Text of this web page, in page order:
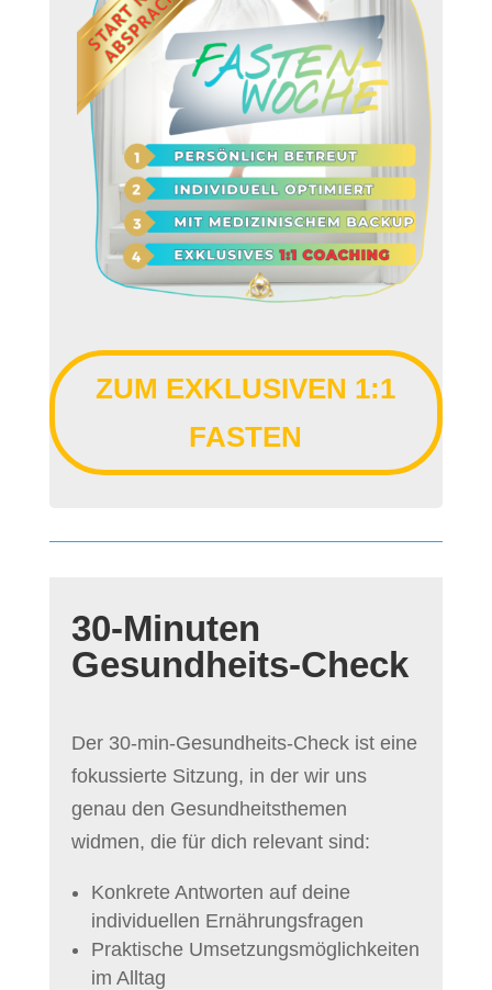
ZUM EXKLUSIVEN 1:1
FASTEN
30-Minuten
Gesundheits-Check
Der 30-min-Gesundheits-Check ist eine
fokussierte Sitzung, in der wir uns
genau den Gesundheitsthemen
widmen, die für dich relevant sind:
Konkrete Antworten auf deine
individuellen Ernährungsfragen
Praktische Umsetzungsmöglichkeiten
im Alltag